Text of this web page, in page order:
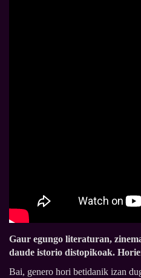
Gaur egungo literaturan,
daude istorio distopikoak.
Bai, genero hori betidanik izan